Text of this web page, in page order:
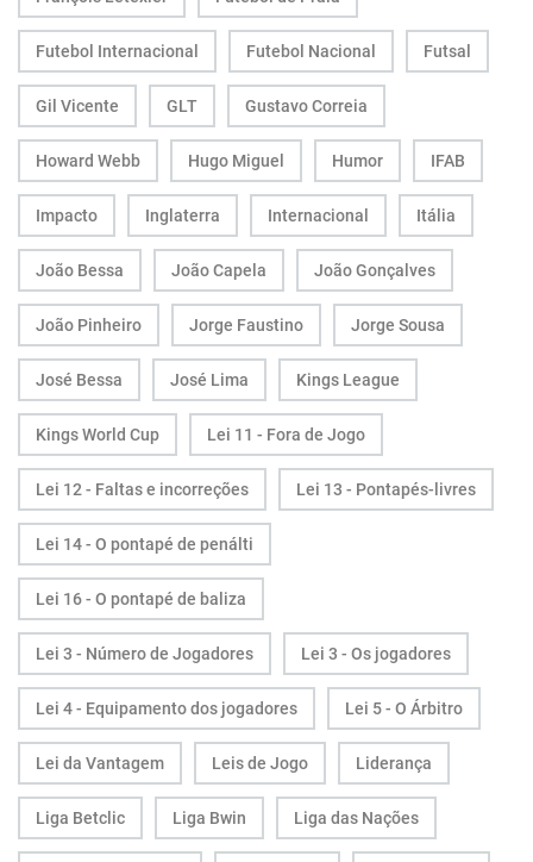
Futebol Internacional Futebol Nacional Futsal
Gil Vicente GLT Gustavo Correia
Howard Webb Hugo Miguel Humor IFAB
Impacto Inglaterra Internacional Itália
João Bessa João Capela João Gonçalves
João Pinheiro Jorge Faustino Jorge Sousa
José Bessa José Lima Kings League
Kings World Cup Lei 11 - Fora de Jogo
Lei 12 - Faltas e incorreções Lei 13 - Pontapés-livres
Lei 14 - O pontapé de penálti
Lei 16 - O pontapé de baliza
Lei 3 - Número de Jogadores Lei 3 - Os jogadores
Lei 4 - Equipamento dos jogadores Lei 5 - O Árbitro
Lei da Vantagem Leis de Jogo Liderança
Liga Betclic Liga Bwin Liga das Nações